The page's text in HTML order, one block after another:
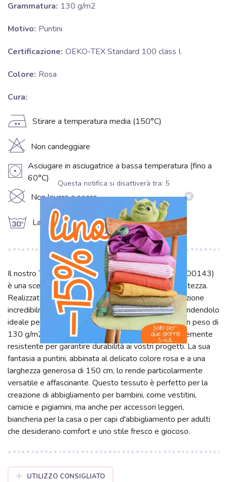
Grammatura: 130 g/m2
Motivo: Puntini
Certificazione: OEKO-TEX Standard 100 class I.
Colore: Rosa
Cura:
E Stirare a temperatura media (150°C)
H Non candeggiare
V Asciugare in asciugatrice a bassa temperatura (fino a
60°C)
K Non lavare a secco
g Lavare a 30°C
Il nostro Tessuto di cotone Petit dots rose (SKU BO0143)
è una scelta eccellente per chi cerca qualità e delicatezza.
Realizzato al 100% in puro cotone, offre una sensazione
incredibilmente morbida e traspirante sulla pelle, rendendolo
ideale per capi a contatto diretto con il corpo. Con un peso di
130 g/m2, è leggero e maneggevole, ma sufficientemente
resistente per garantire durabilità ai vostri progetti. La sua
fantasia a puntini, abbinata al delicato colore rosa e a una
larghezza generosa di 150 cm, lo rende particolarmente
versatile e affascinante. Questo tessuto è perfetto per la
creazione di abbigliamento per bambini, come vestitini,
camicie e pigiamini, ma anche per accessori leggeri,
biancheria per la casa o per capi d'abbigliamento per adulti
che desiderano comfort e uno stile fresco e giocoso.
UTILIZZO CONSIGLIATO
Questa notifica si disattiverà tra: 5